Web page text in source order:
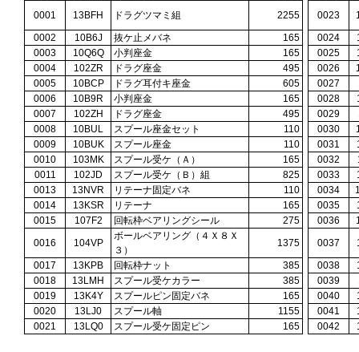
0001
13BFH ドラグツマミ組 2255 0023
0002
10B6J 抜ケ止メバネ 165 0024
0003
10Q6Q 小判座金 165 0025
0004
102ZR ドラグ座金 495 0026
0005
10BCP ドラグ耳付キ座金 605 0027
0006
10B9R 小判座金 165 0028
0007
102ZH ドラグ座金 495 0029
0008
10BUL スプール座金セット 110 0030
0009
10BUK スプール座金 110 0031
0010
103MK スプール受ケ（Ａ） 165 0032
0011
102JD スプール受ケ（Ｂ）組 825 0033
0013
13NVR リテーナ固定バネ 110 0034
0014
13KSR リテーナ 165 0035
0015
107F2 回転枠ベアリングシール 275 0036
0016
104VP
ボールベアリング（４Ｘ８Ｘ
３）
1375 0037
0017
13KPB 回転枠ナット 385 0038
0018
13LMH スプール受ケカラー 385 0039
0019
13K4Y スプールピン固定バネ 165 0040
0020
13LJ0 スプール軸 1155 0041
0021
13LQ0 スプール受ケ固定ピン 165 0042